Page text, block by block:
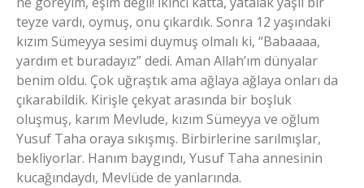
teyze vardı, oymuş, onu çıkardık. Sonra 12 yaşındaki
kızım Sümeyya sesimi duymuş olmalı ki, “Babaaaa,
yardım et buradayız” dedi. Aman Allah’ım dünyalar
benim oldu. Çok uğraştık ama ağlaya ağlaya onları da
çıkarabildik. Kirişle çekyat arasında bir boşluk
oluşmuş, karım Mevlude, kızım Sümeyya ve oğlum
Yusuf Taha oraya sıkışmış. Birbirlerine sarılmışlar,
bekliyorlar. Hanım baygındı, Yusuf Taha annesinin
kucağındaydı, Mevlüde de yanlarında.